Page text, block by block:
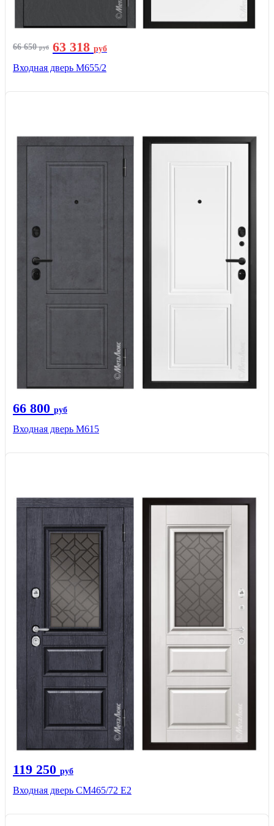
66 650руб 63 318 руб
Входная дверь М655/2
66 800 руб
Входная дверь М615
119 250 руб
Входная дверь СМ465/72 Е2